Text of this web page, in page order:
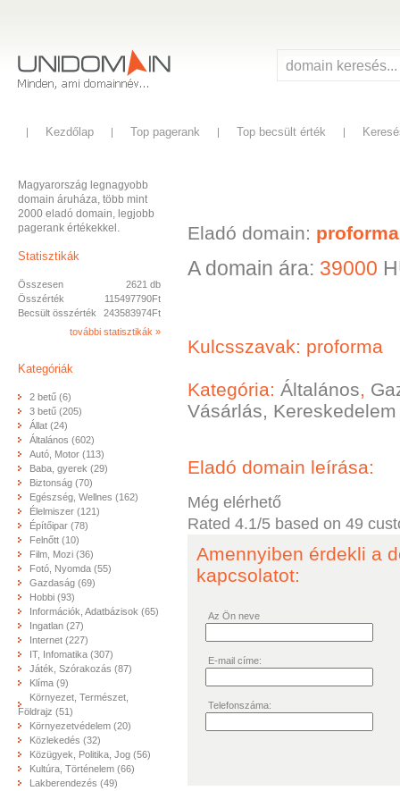
Kezdőlap Top pagerank Top becsült érték
Magyarország legnagyobb
domain áruháza, több mint
2000 eladó domain, legjobb
pagerank értékekkel.
Statisztikák
Összesen
2621 db
Összérték
115497790Ft
Becsült összérték
243583974Ft
további statisztikák »
Kategóriák
2 betű (6)
3 betű (205)
Állat (24)
Általános (602)
Autó, Motor (113)
Baba, gyerek (29)
Biztonság (70)
Egészség, Wellnes (162)
Élelmiszer (121)
Építőipar (78)
Felnőtt (10)
Film, Mozi (36)
Fotó, Nyomda (55)
Gazdaság (69)
Hobbi (93)
Információk, Adatbázisok (65)
Ingatlan (27)
Internet (227)
IT, Infomatika (307)
Játék, Szórakozás (87)
Klíma (9)
Környezet, Természet,
Földrajz (51)
Környezetvédelem (20)
Közlekedés (32)
Közügyek, Politika, Jog (56)
Kultúra, Történelem (66)
Lakberendezés (49)
Eladó domain:
A domain ára: 39000
Kulcsszavak: proforma
Kategória: Általános,
Vásárlás, Kereskedelem
Eladó domain leírása:
Még elérhető
Rated 4.1/5 based on 49
Amennyiben érdekli a
kapcsolatot:
Az Ön neve
E-mail címe:
Telefonszáma: